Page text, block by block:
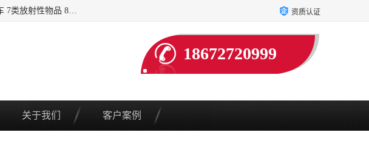
提供1——9类危险品运输车辆： 1类炸药雷管车 2类易燃气瓶车 3类易燃液体车 4类易燃固体车 6类毒性运输车 7类放射性物品 8类腐蚀性物品 9类杂项类物品 各类底盘，品种齐全。厂家直供，品质保证。 公告品种环保齐全，上牌无忧。 全国可送货上门，可分期，可*，可包牌。 详情可咨询: *（微信同号） 资质认证
18672720999
关于我们 客户案例